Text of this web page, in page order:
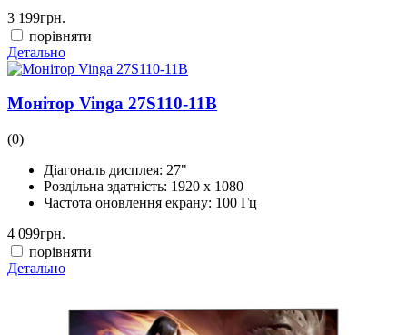
3 199грн.
порівняти
Детально
Монітор Vinga 27S110-11B
(0)
Діагональ дисплея: 27"
Роздільна здатність: 1920 x 1080
Частота оновлення екрану: 100 Гц
4 099грн.
порівняти
Детально